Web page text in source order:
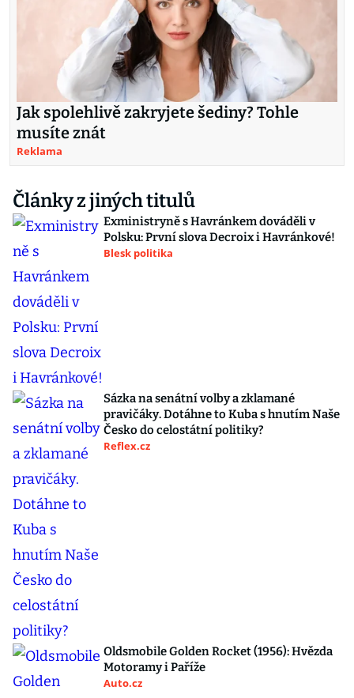
Jak spolehlivě zakryjete šediny? Tohle
musíte znát
Reklama
Články z jiných titulů
Exministryně s Havránkem dováděli v
Polsku: První slova Decroix i Havránkové!
Blesk politika
Sázka na senátní volby a zklamané
pravičáky. Dotáhne to Kuba s hnutím Naše
Česko do celostátní politiky?
Reflex.cz
Oldsmobile Golden Rocket (1956): Hvězda
Motoramy i Paříže
Auto.cz